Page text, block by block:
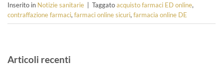
Inserito in Notizie sanitarie Taggatoacquisto farmaci ED online,
contraffazione farmaci, farmaci online sicuri, farmacia online DE
Articoli recenti